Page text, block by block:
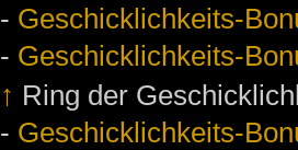
- Geschicklichkeits-
- Geschicklichkeits-
↑ Ring der
- Geschicklichkeits-